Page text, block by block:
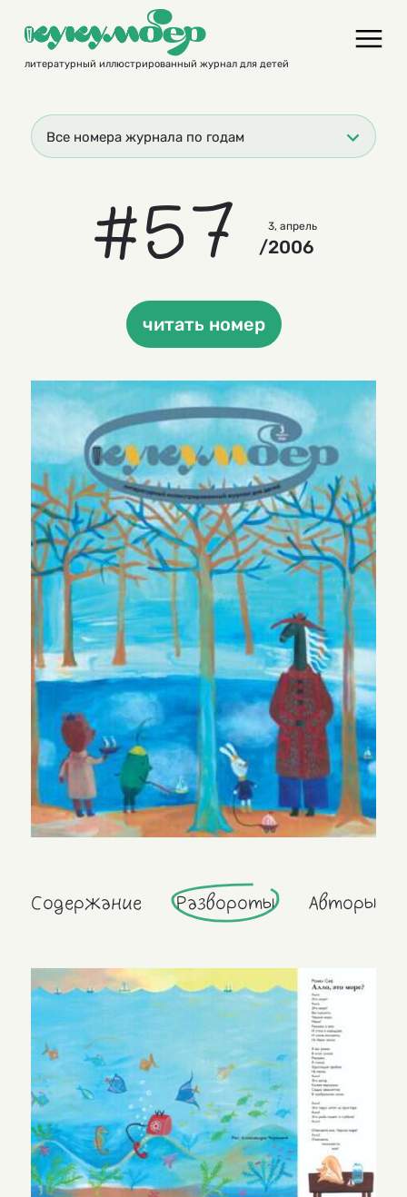
contentлитературный иллюстрированный журнал для детей
Все номера журнала по годам
#57 3, апрель
/2006
читать номер
Содержание Развороты Авторы